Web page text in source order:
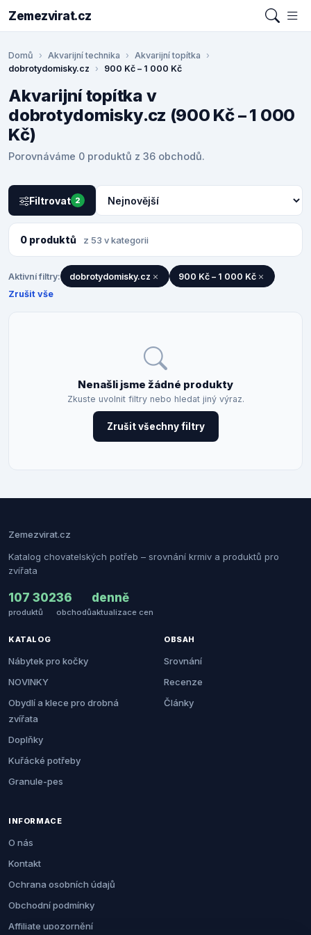
Zemezvirat.cz
Domů Akvarijní technika
Akvarijní topítka
dobrotydomisky.cz
900 Kč – 1 000 Kč
Akvarijní topítka v
dobrotydomisky.cz (900 Kč – 1 000
Kč)
Porovnáváme 0 produktů z 36 obchodů.
Filtrovat 2
0 produktů z 53 v kategorii
Aktivní filtry: dobrotydomisky.cz
900 Kč – 1 000 Kč
Zrušit vše
Nenašli jsme žádné produkty
Zkuste uvolnit filtry nebo hledat jiný výraz.
Zrušit všechny filtry
Zemezvirat.cz
Katalog chovatelských potřeb – srovnání krmiv a produktů pro
zvířata
107 302
produktů
36
obchodů
denně
aktualizace cen
KATALOG
Nábytek pro kočky
NOVINKY
Obydlí a klece pro drobná
zvířata
Doplňky
Kuřácké potřeby
Granule-pes
OBSAH
Srovnání
Recenze
Články
INFORMACE
O nás
Kontakt
Ochrana osobních údajů
Obchodní podmínky
Affiliate upozornění